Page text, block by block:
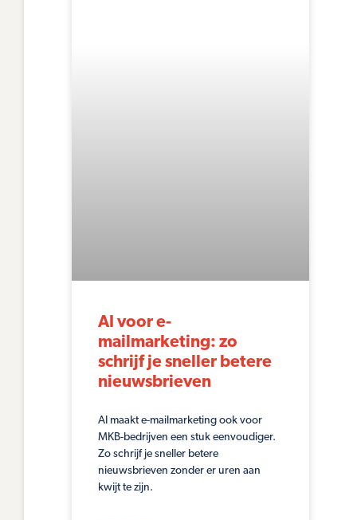
AI voor e-
mailmarketing: zo
schrijf je sneller betere
nieuwsbrieven
AI maakt e-mailmarketing ook voor
MKB-bedrijven een stuk eenvoudiger.
Zo schrijf je sneller betere
nieuwsbrieven zonder er uren aan
kwijt te zijn.